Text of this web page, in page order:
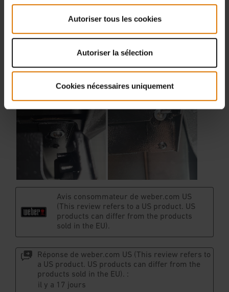
Autoriser tous les cookies
Autoriser la sélection
Cookies nécessaires uniquement